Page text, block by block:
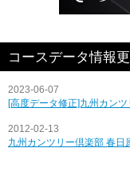
コースデータ情報
2023-06-07
[高度データ修正]九州カン
2012-02-13
九州カンツリー倶楽部 春日